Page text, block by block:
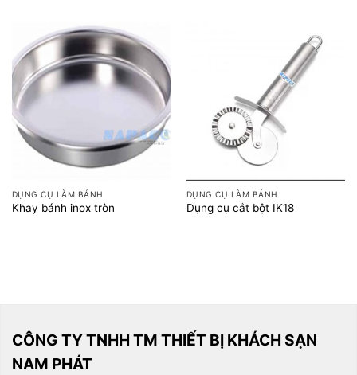
DỤNG CỤ LÀM BÁNH
Khay bánh inox tròn
DỤNG CỤ LÀM BÁNH
Dụng cụ cắt bột IK18
CÔNG TY TNHH TM THIẾT BỊ KHÁCH SẠN
NAM PHÁT